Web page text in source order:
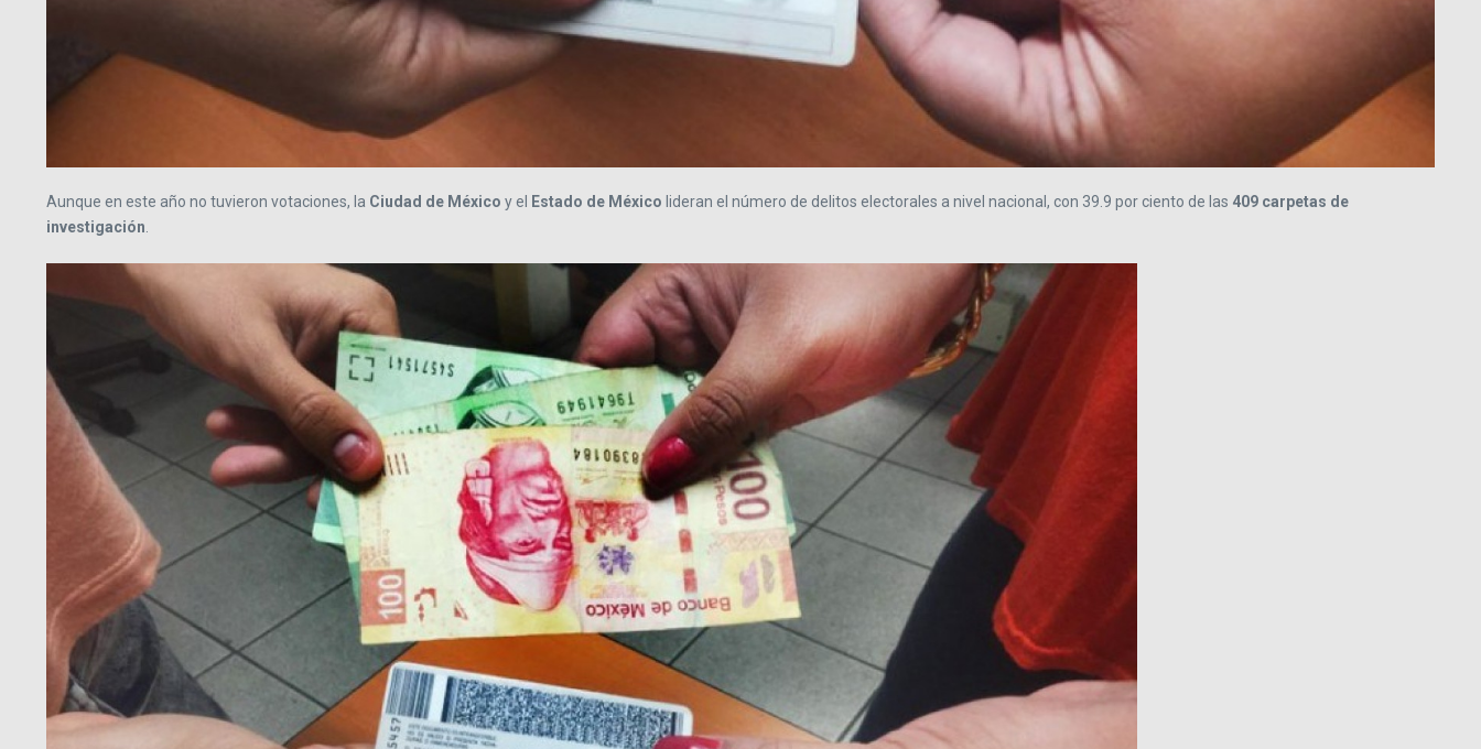
Aunque en este año no tuvieron votaciones, la Ciudad de México y el Estado de México lideran el número de delitos electorales a nivel nacional, con 39.9 por ciento de las 409 carpetas de
investigación